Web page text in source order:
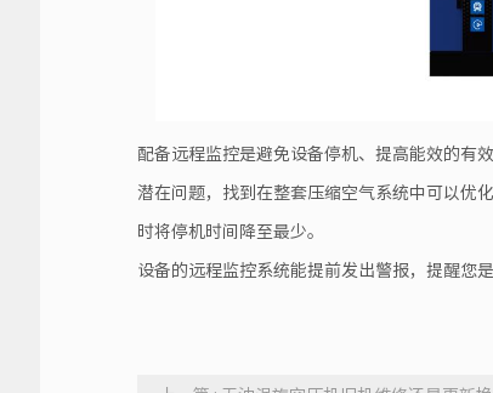
配备远程监控是避免设备停机、提高能效的有
潜在问题，找到在整套压缩空气系统中可以优
时将停机时间降至最少。
设备的远程监控系统能提前发出警报，提醒您